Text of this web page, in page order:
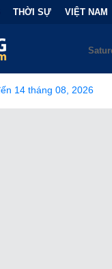
THỜI SỰ VIỆT NAM
• Bi kịch "6 lần